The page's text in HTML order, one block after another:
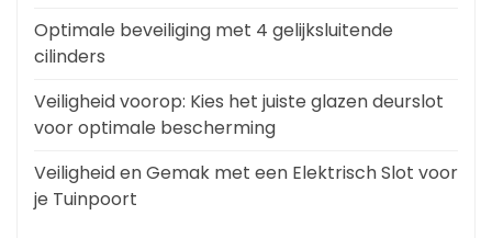
Optimale beveiliging met 4 gelijksluitende
cilinders
Veiligheid voorop: Kies het juiste glazen deurslot
voor optimale bescherming
Veiligheid en Gemak met een Elektrisch Slot voor
je Tuinpoort